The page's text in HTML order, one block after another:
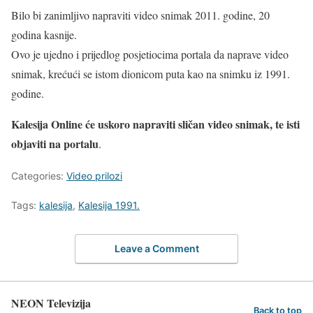
Bilo bi zanimljivo napraviti video snimak 2011. godine, 20
godina kasnije.
Ovo je ujedno i prijedlog posjetiocima portala da naprave video
snimak, krećući se istom dionicom puta kao na snimku iz 1991.
godine.
Kalesija Online će uskoro napraviti sličan video snimak, te isti
objaviti na portalu.
Categories: Video prilozi
Tags: kalesija, Kalesija 1991.
Leave a Comment
NEON Televizija Back to top